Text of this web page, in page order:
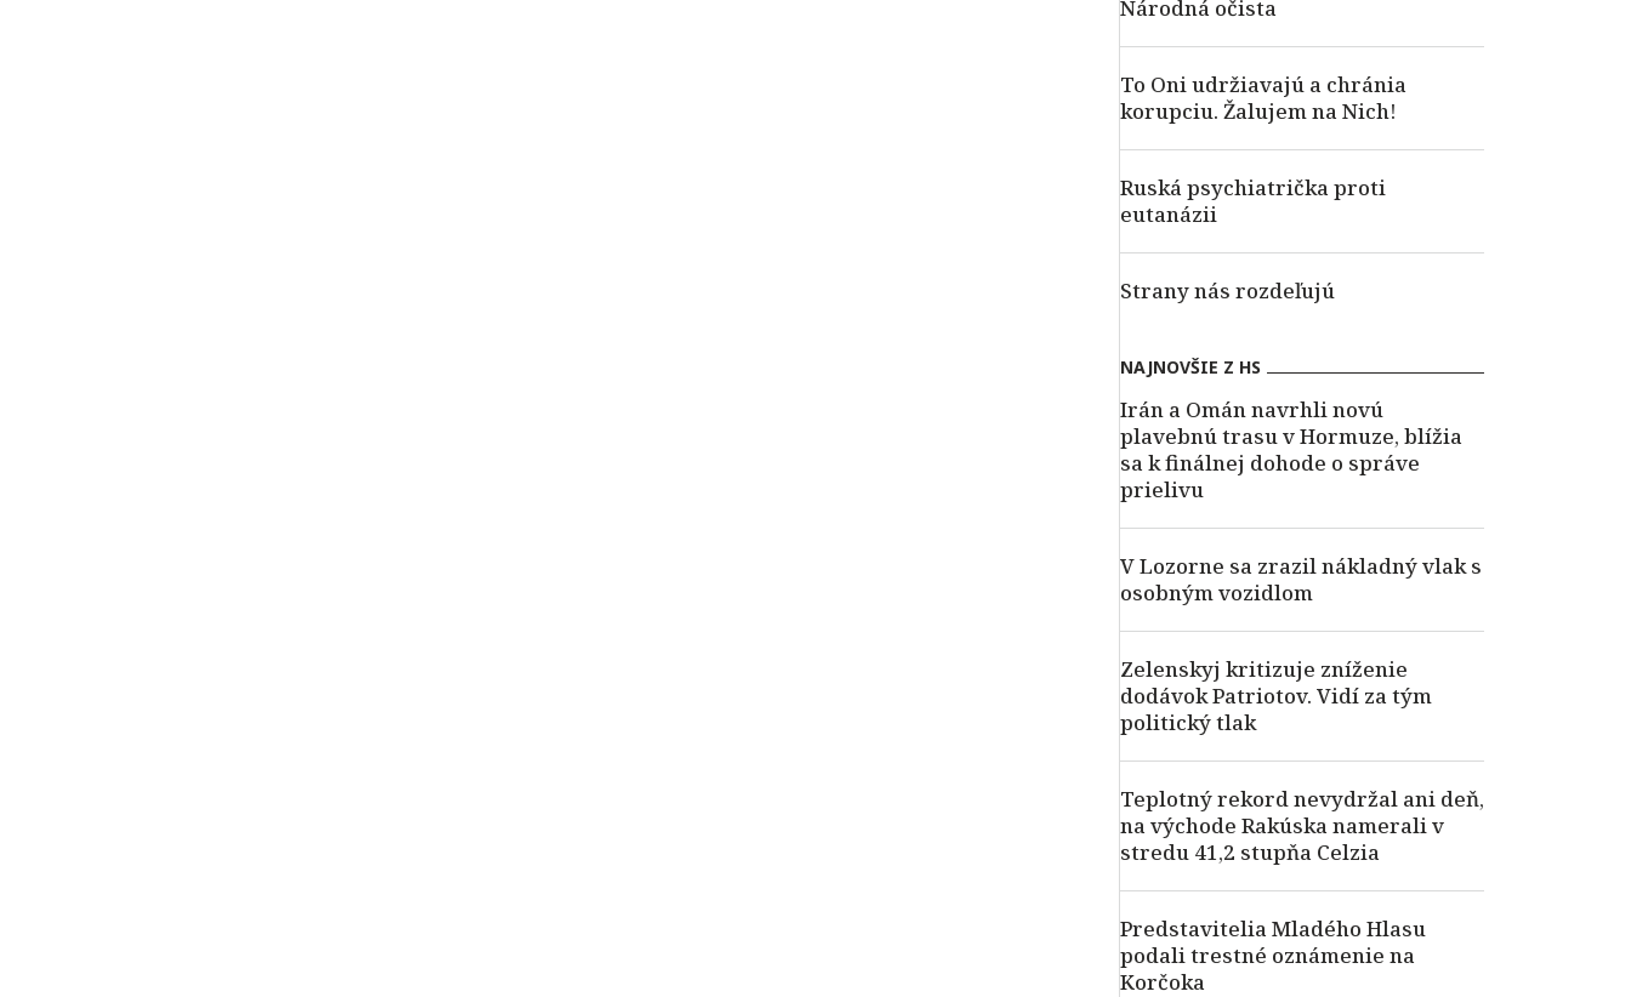
Národná očista
To Oni udržiavajú a chránia
korupciu. Žalujem na Nich!
Ruská psychiatrička proti
eutanázii
Strany nás rozdeľujú
NAJNOVŠIE Z HS
Irán a Omán navrhli novú
plavebnú trasu v Hormuze, blížia
sa k finálnej dohode o správe
prielivu
V Lozorne sa zrazil nákladný vlak s
osobným vozidlom
Zelenskyj kritizuje zníženie
dodávok Patriotov. Vidí za tým
politický tlak
Teplotný rekord nevydržal ani deň,
na východe Rakúska namerali v
stredu 41,2 stupňa Celzia
Predstavitelia Mladého Hlasu
podali trestné oznámenie na
Korčoka